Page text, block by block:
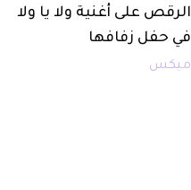
الرقص على أغنية ولا يا ولا
في حفل زفافها
ميكس